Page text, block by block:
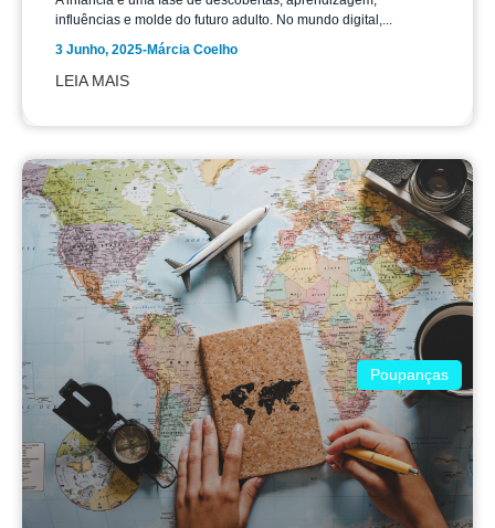
influências e molde do futuro adulto. No mundo digital,...
3 Junho, 2025 Márcia Coelho
LEIA MAIS
Poupanças